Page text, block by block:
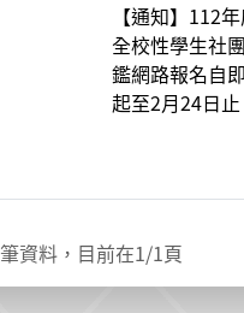
【通知】112
全校性學生社
鑑網路報名自
起至2月24日止
筆資料，目前在1/1頁